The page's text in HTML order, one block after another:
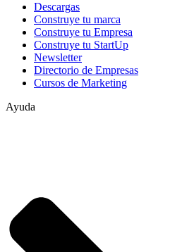
Descargas
Construye tu marca
Construye tu Empresa
Construye tu StartUp
Newsletter
Directorio de Empresas
Cursos de Marketing
Ayuda